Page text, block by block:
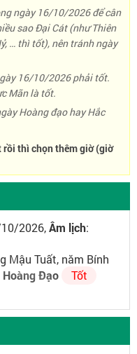
ngày 16/10/2026 để cân
sao Đại Cát (như Thiên
… thì tốt), nên tránh ngày
16/10/2026 phải tốt.
Mãn là tốt.
Hoàng đạo hay Hắc
thì chọn thêm giờ (giờ
2026,Âm lịch:
Mậu Tuất, năm Bính
Đạo
Tốt